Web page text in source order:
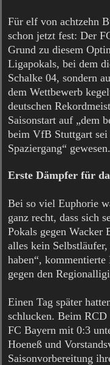
Für elf von achtzehn
schon jetzt fest: Der
Grund zu diesem
Ligapokals, bei dem
Schalke 04, sondern
dem Wettbewerb
deutschen
Saisonstart auf „dem
beim VfB Stuttgart
Spaziergang“ gewesen.
Erste Dämpfer für
Bei so viel Euphorie
ganz recht, dass sich
Pokals gegen Wacker
alles kein
haben“,
gegen den
Einen Tag später
schlucken. Beim
FC Bayern mit 0:3
Hoeneß und
Saisonvorbereitung